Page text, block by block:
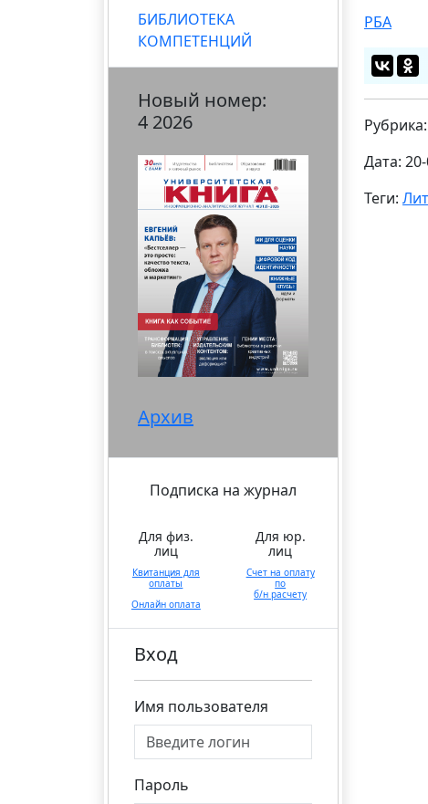
БИБЛИОТЕКА
КОМПЕТЕНЦИЙ
Новый номер:
4 2026
Архив
Подписка на журнал
Для физ.
лиц
Квитанция для
оплаты
Онлайн оплата
Для юр.
лиц
Счет на оплату
по
б/н расчету
Вход
Имя пользователя
Пароль
РБА
Рубрика:
Дата:
Теги: